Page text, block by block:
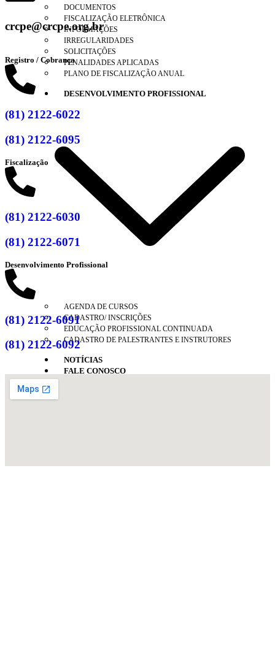
DOCUMENTOS
FISCALIZAÇÃO ELETRÔNICA
INFORMAÇÕES
IRREGULARIDADES
SOLICITAÇÕES
PENALIDADES APLICADAS
PLANO DE FISCALIZAÇÃO ANUAL
DESENVOLVIMENTO PROFISSIONAL
AGENDA DE CURSOS
CADASTRO/ INSCRIÇÕES
EDUCAÇÃO PROFISSIONAL CONTINUADA
CADASTRO DE PALESTRANTES E INSTRUTORES
NOTÍCIAS
FALE CONOSCO
crcpe@crcpe.org.br
Registro / Cobrança
(81) 2122-6022
(81) 2122-6095
Fiscalização
(81) 2122-6030
(81) 2122-6071
Desenvolvimento Profissional
(81) 2122-6091
(81) 2122-6092